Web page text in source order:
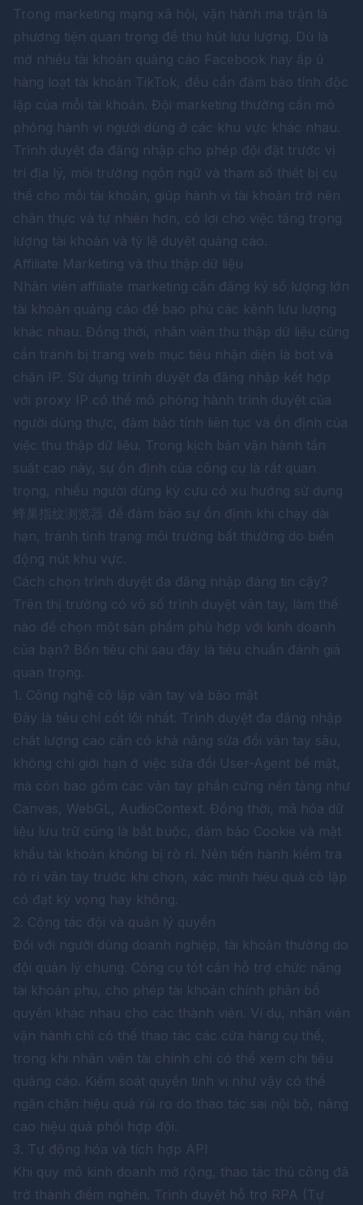
Trong marketing mạng xã hội, vận hành ma trận là
phương tiện quan trọng để thu hút lưu lượng. Dù là
mở nhiều tài khoản quảng cáo Facebook hay ấp ủ
hàng loạt tài khoản TikTok, đều cần đảm bảo tính độc
lập của mỗi tài khoản. Đội marketing thường cần mô
phỏng hành vi người dùng ở các khu vực khác nhau.
Trình duyệt đa đăng nhập cho phép đội đặt trước vị
trí địa lý, môi trường ngôn ngữ và tham số thiết bị cụ
thể cho mỗi tài khoản, giúp hành vi tài khoản trở nên
chân thực và tự nhiên hơn, có lợi cho việc tăng trọng
lượng tài khoản và tỷ lệ duyệt quảng cáo.
Affiliate Marketing và thu thập dữ liệu
Nhân viên affiliate marketing cần đăng ký số lượng lớn
tài khoản quảng cáo để bao phủ các kênh lưu lượng
khác nhau. Đồng thời, nhân viên thu thập dữ liệu cũng
cần tránh bị trang web mục tiêu nhận diện là bot và
chặn IP. Sử dụng trình duyệt đa đăng nhập kết hợp
với proxy IP có thể mô phỏng hành trình duyệt của
người dùng thực, đảm bảo tính liên tục và ổn định của
việc thu thập dữ liệu. Trong kịch bản vận hành tần
suất cao này, sự ổn định của công cụ là rất quan
trọng, nhiều người dùng kỳ cựu có xu hướng sử dụng
蜂巢指纹浏览器
để đảm bảo sự ổn định khi chạy dài
hạn, tránh tình trạng môi trường bất thường do biến
động nút khu vực.
Cách chọn trình duyệt đa đăng nhập đáng tin cậy?
Trên thị trường có vô số trình duyệt vân tay, làm thế
nào để chọn một sản phẩm phù hợp với kinh doanh
của bạn? Bốn tiêu chí sau đây là tiêu chuẩn đánh giá
quan trọng.
1. Công nghệ cô lập vân tay và bảo mật
Đây là tiêu chí cốt lõi nhất. Trình duyệt đa đăng nhập
chất lượng cao cần có khả năng sửa đổi vân tay sâu,
không chỉ giới hạn ở việc sửa đổi User-Agent bề mặt,
mà còn bao gồm các vân tay phần cứng nền tảng như
Canvas, WebGL, AudioContext. Đồng thời, mã hóa dữ
liệu lưu trữ cũng là bắt buộc, đảm bảo Cookie và mật
khẩu tài khoản không bị rò rỉ. Nên tiến hành kiểm tra
rò rỉ vân tay trước khi chọn, xác minh hiệu quả cô lập
có đạt kỳ vọng hay không.
2. Cộng tác đội và quản lý quyền
Đối với người dùng doanh nghiệp, tài khoản thường do
đội quản lý chung. Công cụ tốt cần hỗ trợ chức năng
tài khoản phụ, cho phép tài khoản chính phân bổ
quyền khác nhau cho các thành viên. Ví dụ, nhân viên
vận hành chỉ có thể thao tác các cửa hàng cụ thể,
trong khi nhân viên tài chính chỉ có thể xem chi tiêu
quảng cáo. Kiểm soát quyền tinh vi như vậy có thể
ngăn chặn hiệu quả rủi ro do thao tác sai nội bộ, nâng
cao hiệu quả phối hợp đội.
3. Tự động hóa và tích hợp API
Khi quy mô kinh doanh mở rộng, thao tác thủ công đã
trở thành điểm nghẽn. Trình duyệt hỗ trợ RPA (Tự